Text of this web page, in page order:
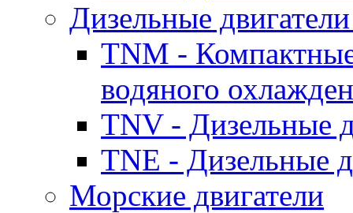
Дизельные
TNM -
водяного
TNV - Дизельные
TNE - Дизельные
Морские двигатели